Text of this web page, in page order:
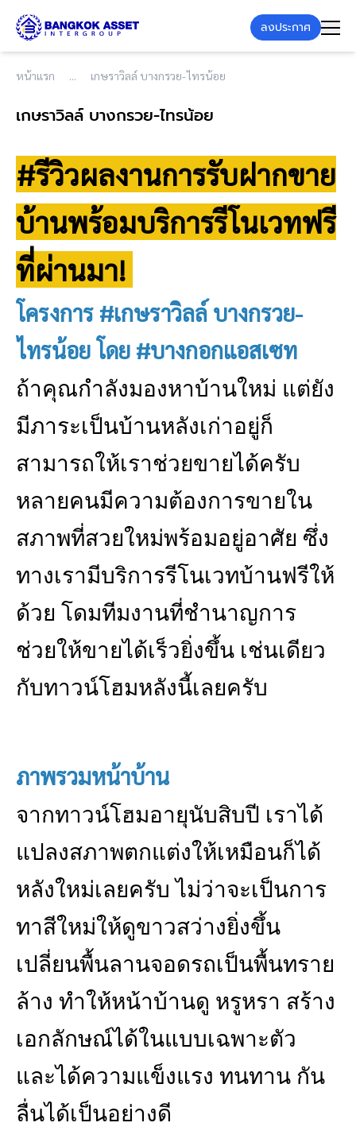
ลงประกาศ
หน้าแรก เกษราวิลล์ บางกรวย-ไทรน้อย
เกษราวิลล์ บางกรวย-ไทรน้อย
#รีวิวผลงานการรับฝากขาย
บ้านพร้อมบริการรีโนเวทฟรี
ที่ผ่านมา!
โครงการ #เกษราวิลล์ บางกรวย-
ไทรน้อย โดย #บางกอกแอสเซท
ถ้าคุณกำลังมองหาบ้านใหม่ แต่ยัง
มีภาระเป็นบ้านหลังเก่าอยู่ก็
สามารถให้เราช่วยขายได้ครับ
หลายคนมีความต้องการขายใน
สภาพที่สวยใหม่พร้อมอยู่อาศัย ซึ่ง
ทางเรามีบริการรีโนเวทบ้านฟรีให้
ด้วย โดมทีมงานที่ชำนาญการ
ช่วยให้ขายได้เร็วยิ่งขึ้น เช่นเดียว
กับทาวน์โฮมหลังนี้เลยครับ
ภาพรวมหน้าบ้าน
จากทาวน์โฮมอายุนับสิบปี เราได้
แปลงสภาพตกแต่งให้เหมือนก็ได้
หลังใหม่เลยครับ ไม่ว่าจะเป็นการ
ทาสีใหม่ให้ดูขาวสว่างยิ่งขึ้น
เปลี่ยนพื้นลานจอดรถเป็นพื้นทราย
ล้าง ทำให้หน้าบ้านดู หรูหรา สร้าง
เอกลักษณ์ได้ในแบบเฉพาะตัว
และได้ความแข็งแรง ทนทาน กัน
ลื่นได้เป็นอย่างดี